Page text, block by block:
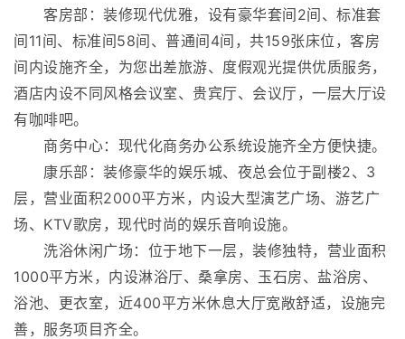
客房部：装修现代优雅，设有豪华套间2间、标准套
间11间、标准间58间、普通间4间，共159张床位，客房
间内设施齐全，为您出差旅游、度假观光提供优质服务，
酒店内设不同风格会议室、贵宾厅、会议厅，一层大厅设
有咖啡吧。
商务中心：现代化商务办公系统设施齐全方便快捷。
康乐部：装修豪华的娱乐城、夜总会位于副楼2、3
层，营业面积2000平方米，内设大型演艺广场、游艺广
场、KTV歌房，现代时尚的娱乐音响设施。
洗浴休闲广场：位于地下一层，装修独特，营业面积
1000平方米，内设淋浴厅、桑拿房、玉石房、盐浴房、
浴池、更衣室，近400平方米休息大厅宽敞舒适，设施完
善，服务项目齐全。